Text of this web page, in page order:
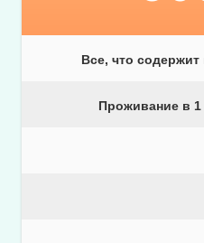
Все, что
Проживание в 1